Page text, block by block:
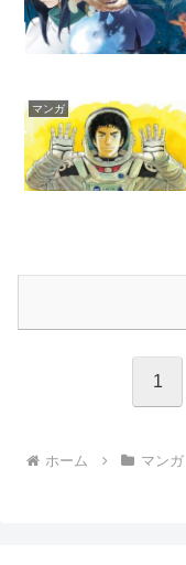
マンガ
1
ホーム マンガ